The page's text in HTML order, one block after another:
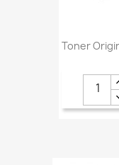
Toner